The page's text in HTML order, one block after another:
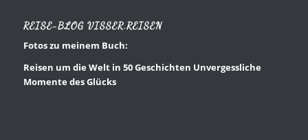
REISE-BLOG VISSER.REISEN
Fotos zu meinem Buch:
Reisen um die Welt in 50 Geschichten Unvergessliche
Momente des Glücks